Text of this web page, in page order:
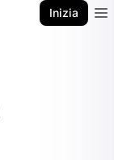
Inizia